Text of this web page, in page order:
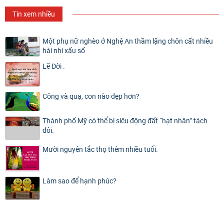
Tin xem nhiều
Một phụ nữ nghèo ở Nghệ An thầm lặng chôn cất nhiều
hài nhi xấu số
Lẽ Đời .
Công và quạ, con nào đẹp hơn?
Thành phố Mỹ có thể bị siêu động đất “hạt nhân” tách
đôi.
Mười nguyên tắc thọ thêm nhiều tuổi.
Làm sao để hạnh phúc?